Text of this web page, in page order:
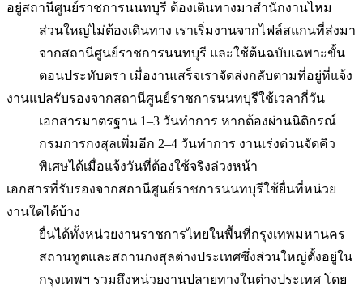
อยู่สถานีศูนย์ราชการนนทบุรี ต้องเดินทางมาสำนักงานไหม
ส่วนใหญ่ไม่ต้องเดินทาง เราเริ่มงานจากไฟล์สแกนที่ส่งมา
จากสถานีศูนย์ราชการนนทบุรี และใช้ต้นฉบับเฉพาะขั้น
ตอนประทับตรา เมื่องานเสร็จเราจัดส่งกลับตามที่อยู่ที่แจ้ง
งานแปลรับรองจากสถานีศูนย์ราชการนนทบุรีใช้เวลากี่วัน
เอกสารมาตรฐาน 1–3 วันทำการ หากต้องผ่านนิติกรณ์
กรมการกงสุลเพิ่มอีก 2–4 วันทำการ งานเร่งด่วนจัดคิว
พิเศษได้เมื่อแจ้งวันที่ต้องใช้จริงล่วงหน้า
เอกสารที่รับรองจากสถานีศูนย์ราชการนนทบุรีใช้ยื่นที่หน่วย
งานใดได้บ้าง
ยื่นได้ทั้งหน่วยงานราชการไทยในพื้นที่กรุงเทพมหานคร
สถานทูตและสถานกงสุลต่างประเทศซึ่งส่วนใหญ่ตั้งอยู่ใน
กรุงเทพฯ รวมถึงหน่วยงานปลายทางในต่างประเทศ โดย